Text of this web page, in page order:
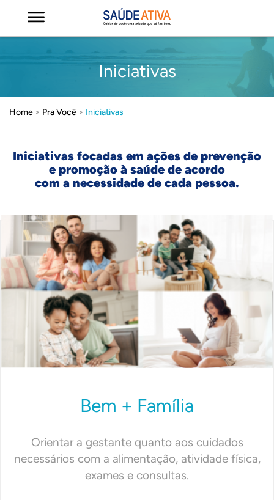
Iniciativas
Home > Pra Você > Iniciativas
Iniciativas focadas em ações de prevenção
e promoção à saúde de acordo
com a necessidade de cada pessoa.
Bem + Família
Orientar a gestante quanto aos cuidados
necessários com a alimentação, atividade física,
exames e consultas.